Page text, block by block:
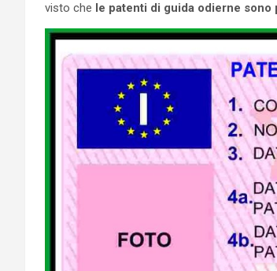
visto che le patenti di guida odierne sono